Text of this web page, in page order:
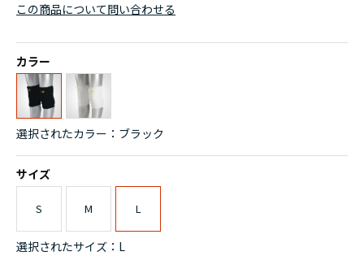
カラー
選択されたカラー：ブラック
サイズ
S M L
選択されたサイズ：L
この商品について問い合わせる